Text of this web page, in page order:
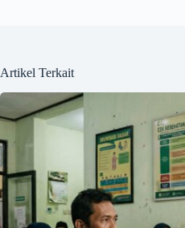
Artikel Terkait